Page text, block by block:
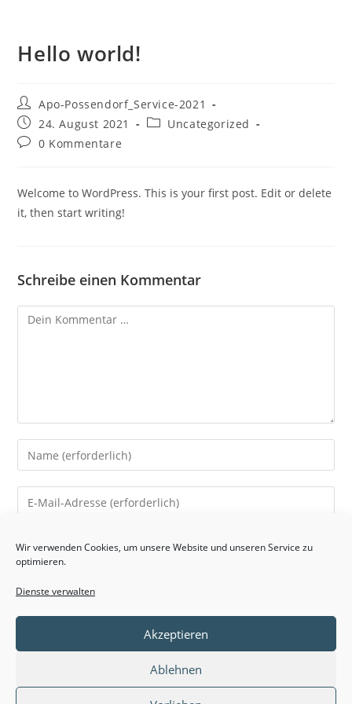
Wir verwenden Cookies, um unsere Website und unseren Service zu
optimieren.
Dienste verwalten
Akzeptieren
Ablehnen
springen
Hello world!
Beitrags-
Autor:
Apo-Possendorf_Service-2021
Beitrag
veröffentlicht:
24. August 2021
Beitrags-
Uncategorized
Beitrags-
0 Kommentare
Welcome to WordPress. This is your first post. Edit or delete
it, then start writing!
Schreibe einen Kommentar
Kommentar
Gib
deinen
Namen
oder
zum
Kommentieren
ein
Gib
deine
Mail-
zum
Kommentieren
Gib
deine
URL
ein
meinen nächsten Kommentar speichern.